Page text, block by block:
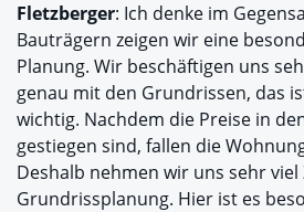
Fletzberger: Ich denke im
Bauträgern zeigen wir eine
Planung. Wir beschäftigen uns
genau mit den Grundrissen, das
wichtig. Nachdem die Preise in
gestiegen sind, fallen die
Deshalb nehmen wir uns sehr
Grundrissplanung. Hier ist es